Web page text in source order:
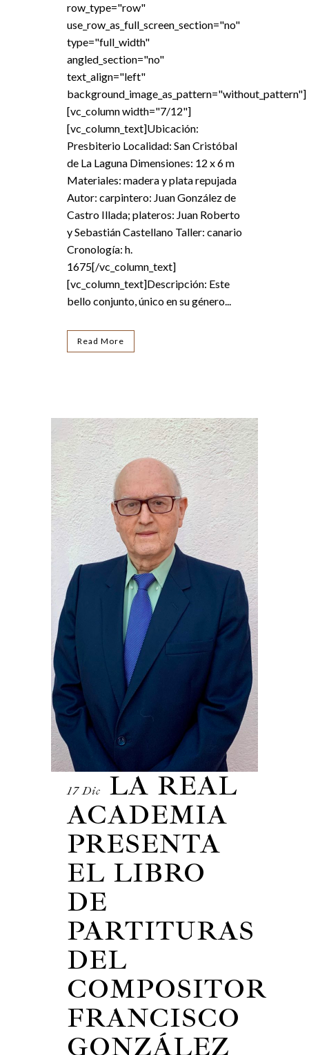
row_type="row"
use_row_as_full_screen_section="no"
type="full_width"
angled_section="no"
text_align="left"
background_image_as_pattern="without_pattern"]
[vc_column width="7/12"]
[vc_column_text]Ubicación:
Presbiterio Localidad: San Cristóbal
de La Laguna Dimensiones: 12 x 6 m
Materiales: madera y plata repujada
Autor: carpintero: Juan González de
Castro Illada; plateros: Juan Roberto
y Sebastián Castellano Taller: canario
Cronología: h.
1675[/vc_column_text]
[vc_column_text]Descripción: Este
bello conjunto, único en su género...
Read More
17 Dic
LA REAL
ACADEMIA
PRESENTA
EL LIBRO
DE
PARTITURAS
DEL
COMPOSITOR
FRANCISCO
GONZÁLEZ